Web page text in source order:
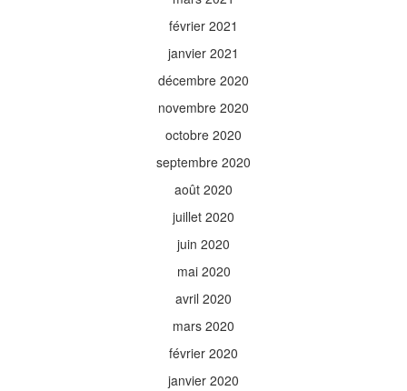
février 2021
janvier 2021
décembre 2020
novembre 2020
octobre 2020
septembre 2020
août 2020
juillet 2020
juin 2020
mai 2020
avril 2020
mars 2020
février 2020
janvier 2020